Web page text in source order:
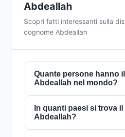
Abdeallah
Scopri fatti interessanti sulla
cognome Abdeallah
Quante persone hanno
Abdeallah nel mondo?
Attualmente ci sono circa2
cognomeAbdeallah
significa che circa 1
In quanti paesi si trova
Abdeallah?